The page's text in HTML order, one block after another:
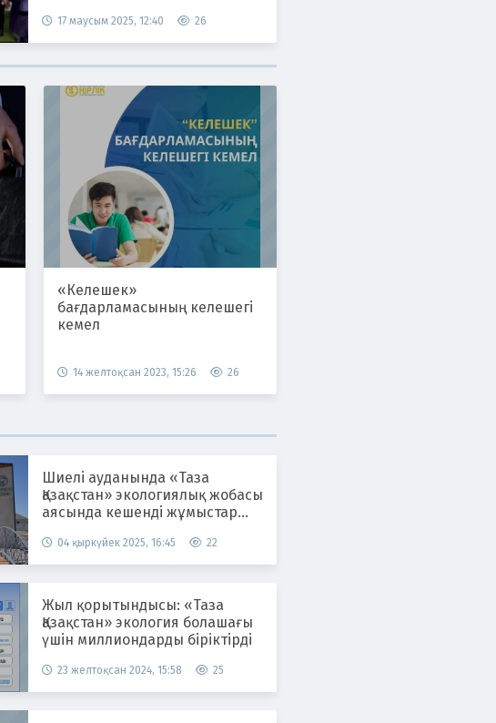
17 маусым 2025, 12:40 26
«Келешек»
бағдарламасының келешегі
кемел
14 желтоқсан 2023, 15:26 26
Шиелі ауданында «Таза
Қазақстан» экологиялық жобасы
аясында кешенді жұмыстар
04 қыркүйек 2025, 16:45 22
Жыл қорытындысы: «Таза
Қазақстан» экология болашағы
үшін миллиондарды біріктірді
23 желтоқсан 2024, 15:58 25